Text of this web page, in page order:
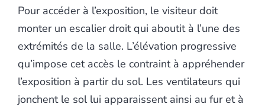
Pour accéder à l’exposition, le visiteur doit
monter un escalier droit qui aboutit à l’une des
extrémités de la salle. L’élévation progressive
qu’impose cet accès le contraint à appréhender
l’exposition à partir du sol. Les ventilateurs qui
jonchent le sol lui apparaissent ainsi au fur et à